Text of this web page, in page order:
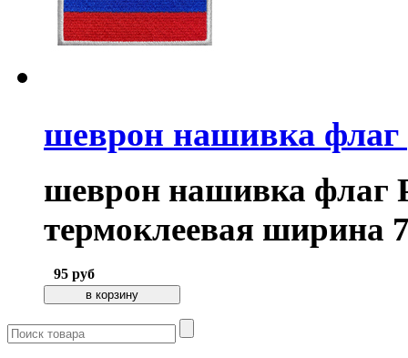
шеврон нашивка флаг
шеврон нашивка флаг
термоклеевая ширина
95 руб